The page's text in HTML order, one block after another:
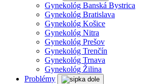
Gynekológ Banská Bystrica
Gynekológ Bratislava
Gynekológ Košice
Gynekológ Nitra
Gynekológ Prešov
Gynekológ Trenčín
Gynekológ Trnava
Gynekológ Žilina
Problémy